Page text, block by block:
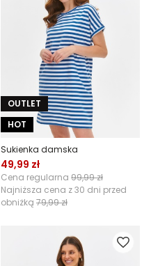
OUTLET
HOT
Sukienka damska
49,99 zł
Cena regularna 99,99 zł
Najniższa cena z 30 dni przed
obniżką 79,99 zł